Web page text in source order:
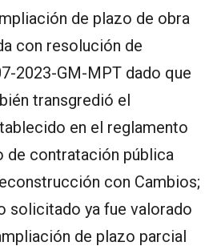
de plazo de obra
con resolución de
2023-GM-MPT dado que
transgredió el
en el reglamento
de contratación pública
con Cambios;
solicitado ya fue valorado
de plazo parcial